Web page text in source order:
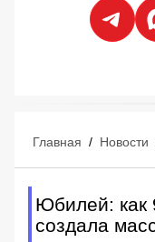
Главная / Новости
Юбилей: как
создала